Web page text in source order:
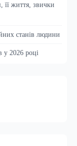
її життя, звички
станів людини
у 2026 році